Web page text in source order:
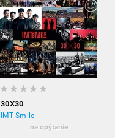
30X30
IMT Smile
na opýtanie